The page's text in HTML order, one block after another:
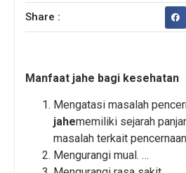
Share :
Manfaat jahe bagi kesehatan
Mengatasi masalah
jahememiliki sejarah
masalah terkait
Mengurangi mual. …